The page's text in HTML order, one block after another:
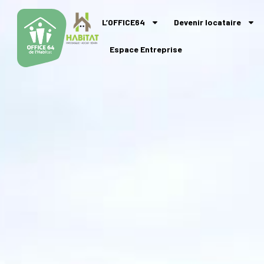
L’OFFICE64 Devenir locataire
Espace Entreprise